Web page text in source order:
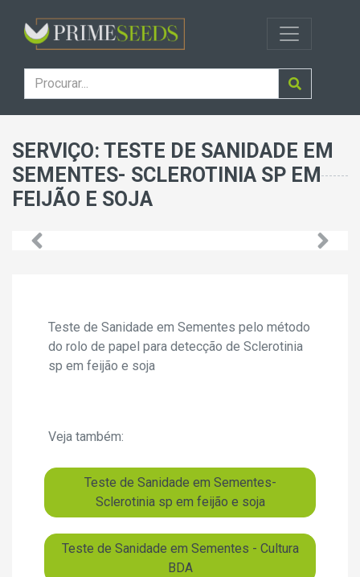
SERVIÇO: TESTE DE SANIDADE EM
SEMENTES- SCLEROTINIA SP EM
FEIJÃO E SOJA
Teste de Sanidade em Sementes pelo método
do rolo de papel para detecção de Sclerotinia
sp em feijão e soja
Veja também:
Teste de Sanidade em Sementes-
Sclerotinia sp em feijão e soja
Teste de Sanidade em Sementes - Cultura
BDA